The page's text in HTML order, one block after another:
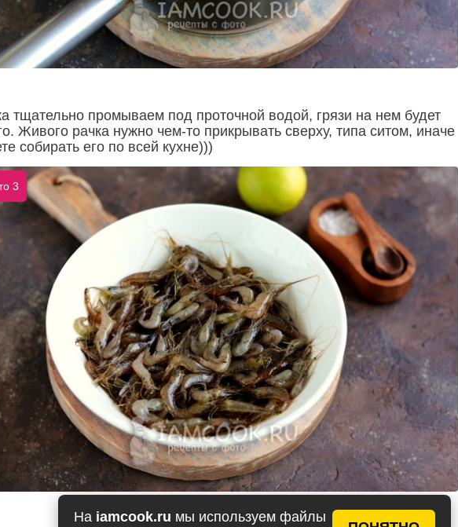
На iamcook.ru мы используем файлы
тщательно промываем под проточной водой, грязи на нем будет
Живого рачка нужно чем-то прикрывать сверху, типа ситом, иначе
собирать его по всей кухне)))
3